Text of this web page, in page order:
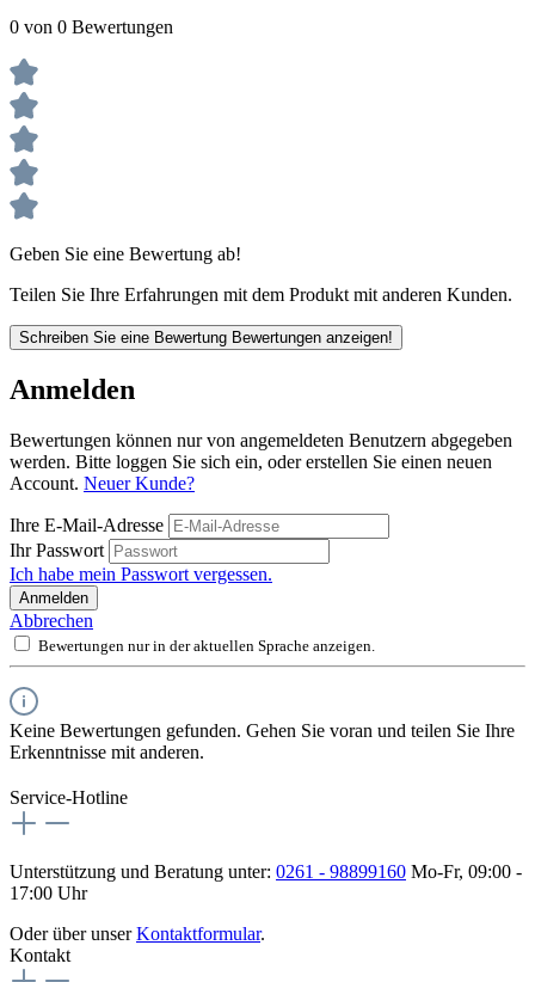
0 von 0 Bewertungen
Geben Sie eine Bewertung ab!
Teilen Sie Ihre Erfahrungen mit dem Produkt mit anderen Kunden.
Schreiben Sie eine Bewertung Bewertungen anzeigen!
Anmelden
Bewertungen können nur von angemeldeten Benutzern abgegeben
werden. Bitte loggen Sie sich ein, oder erstellen Sie einen neuen
Account. Neuer Kunde?
Ihre E-Mail-Adresse
Ihr Passwort
Ich habe mein Passwort vergessen.
Anmelden
Abbrechen
Bewertungen nur in der aktuellen Sprache anzeigen.
Keine Bewertungen gefunden. Gehen Sie voran und teilen Sie Ihre
Erkenntnisse mit anderen.
Service-Hotline
Unterstützung und Beratung unter: 0261 - 98899160 Mo-Fr, 09:00 -
17:00 Uhr
Oder über unserKontaktformular.
Kontakt